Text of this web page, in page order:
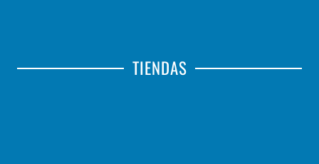
TIENDAS